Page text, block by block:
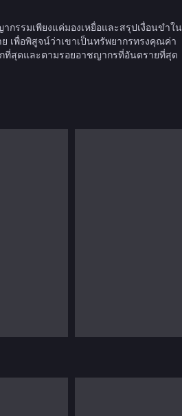
รรมเพียงแค่มองเหยื่อและสรุปเงื่อนขำใน
เพื่อพิสูจน์ว่าเขาเป็นทรัพยากรทรงคุณค่า
ที่สุดและตามรอยอาชญากรที่อันตรายที่สุด